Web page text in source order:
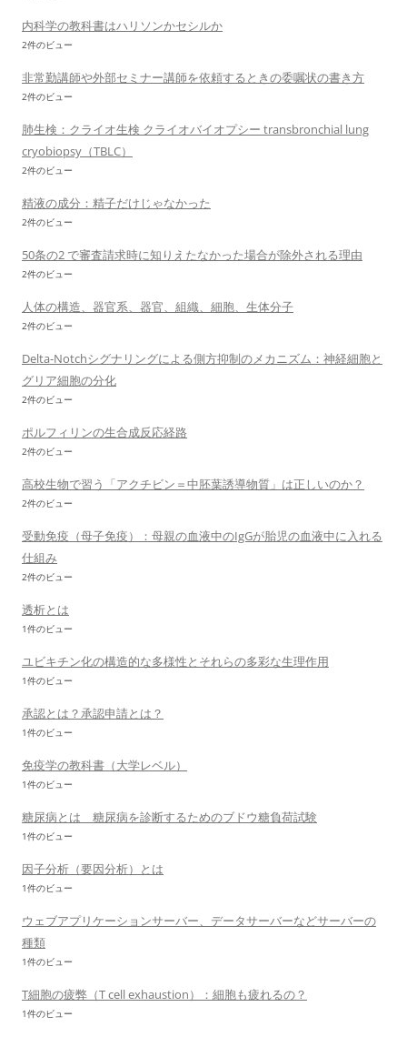
内科学の教科書はハリソンかセシルか
2件のビュー
非常勤講師や外部セミナー講師を依頼するときの委嘱状の書き方
2件のビュー
肺生検：クライオ生検 クライオバイオプシー transbronchial lung
cryobiopsy（TBLC）
2件のビュー
精液の成分：精子だけじゃなかった
2件のビュー
50条の2 で審査請求時に知りえたなかった場合が除外される理由
2件のビュー
人体の構造、器官系、器官、組織、細胞、生体分子
2件のビュー
Delta-Notchシグナリングによる側方抑制のメカニズム：神経細胞と
グリア細胞の分化
2件のビュー
ポルフィリンの生合成反応経路
2件のビュー
高校生物で習う「アクチビン＝中胚葉誘導物質」は正しいのか？
2件のビュー
受動免疫（母子免疫）：母親の血液中のIgGが胎児の血液中に入れる
仕組み
2件のビュー
透析とは
1件のビュー
ユビキチン化の構造的な多様性とそれらの多彩な生理作用
1件のビュー
承認とは？承認申請とは？
1件のビュー
免疫学の教科書（大学レベル）
1件のビュー
糖尿病とは 糖尿病を診断するためのブドウ糖負荷試験
1件のビュー
因子分析（要因分析）とは
1件のビュー
ウェブアプリケーションサーバー、データサーバーなどサーバーの
種類
1件のビュー
T細胞の疲弊（T cell exhaustion）：細胞も疲れるの？
1件のビュー